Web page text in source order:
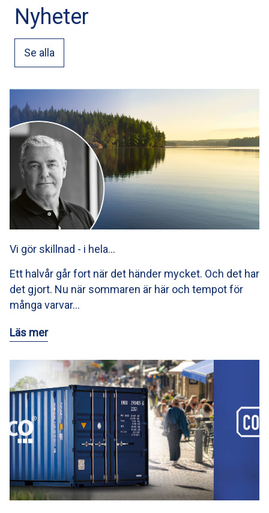
Nyheter
Se alla
Vi gör skillnad - i hela…
Ett halvår går fort när det händer mycket. Och det har
det gjort. Nu när sommaren är här och tempot för
många varvar…
Läs mer